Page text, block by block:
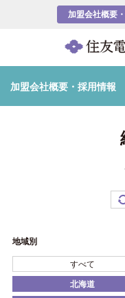
加盟会社概要
加盟会社概要・採用情報
地域別
すべて
北海道